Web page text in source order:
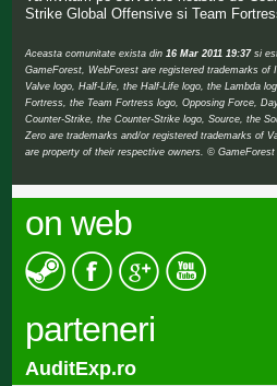
Strike Global Offensive si Team
Aceasta comunitate exista din16 Mar 2011 19:37si
GameForest, WebForest are registered trademarks
Valve logo, Half-Life, the Half-Life logo, the Lambda
Fortress, the Team Fortress logo, Opposing Force,
Counter-Strike, the Counter-Strike logo, Source, the
Zero are trademarks and/or registered trademarks of
are property of their respective owners. ©
on web
parteneri
AuditExp.ro